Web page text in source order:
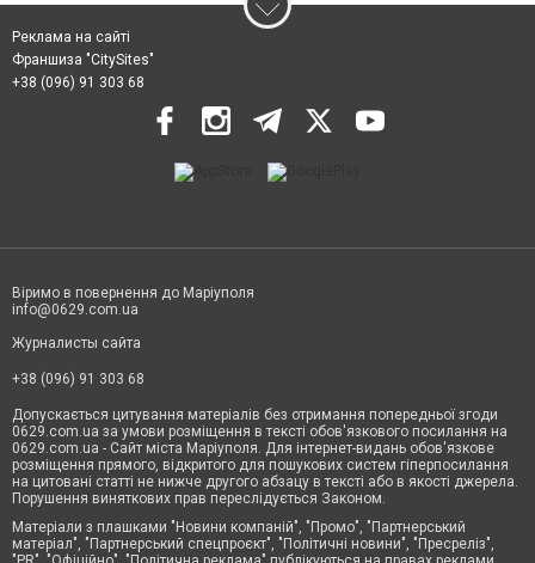
Реклама на сайті
Франшиза "CitySites"
+38 (096) 91 303 68
Віримо в повернення до Маріуполя
info@0629.com.ua
Журналисты сайта
+38 (096) 91 303 68
Допускається цитування матеріалів без отримання попередньої згоди
0629.com.ua за умови розміщення в тексті обов'язкового посилання на
0629.com.ua - Сайт міста Маріуполя. Для інтернет-видань обов'язкове
розміщення прямого, відкритого для пошукових систем гіперпосилання
на цитовані статті не нижче другого абзацу в тексті або в якості джерела.
Порушення виняткових прав переслідується Законом.
Матеріали з плашками "Новини компаній", "Промо", "Партнерський
матеріал", "Партнерський спецпроєкт", "Політичні новини", "Пресреліз",